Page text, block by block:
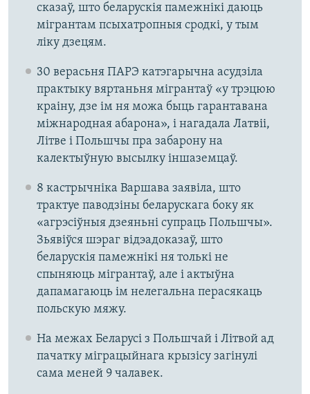
сказаў, што беларускія памежнікі даюць
мігрантам псыхатропныя сродкі, у тым
ліку дзецям.
30 верасьня ПАРЭ катэгарычна асудзіла
практыку вяртаньня мігрантаў «у трэцюю
краіну, дзе ім ня можа быць гарантавана
міжнародная абарона», і нагадала Латвіі,
Літве і Польшчы пра забарону на
калектыўную высылку іншаземцаў.
8 кастрычніка Варшава заявіла, што
трактуе паводзіны беларускага боку як
«агрэсіўныя дзеяньні супраць Польшчы».
Зьявіўся шэраг відэадоказаў, што
беларускія памежнікі ня толькі не
спыняюць мігрантаў, але і актыўна
дапамагаюць ім нелегальна перасякаць
польскую мяжу.
На межах Беларусі з Польшчай і Літвой ад
пачатку міграцыйнага крызісу загінулі
сама меней 9 чалавек.